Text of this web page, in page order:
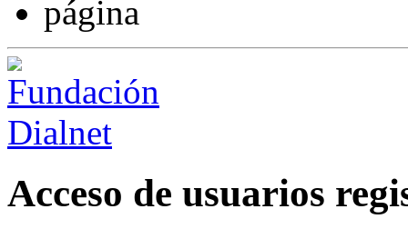
Acceso de usuarios